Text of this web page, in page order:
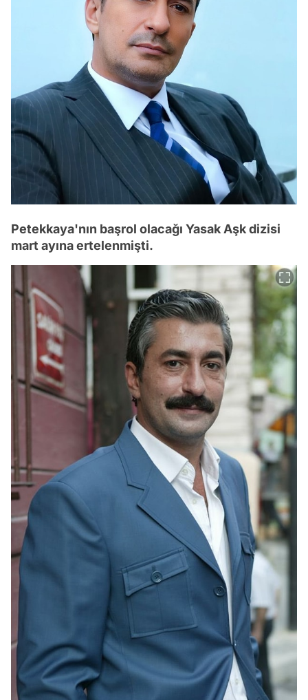
Petekkaya'nın başrol olacağı Yasak Aşk dizisi
mart ayına ertelenmişti.
Video
Test